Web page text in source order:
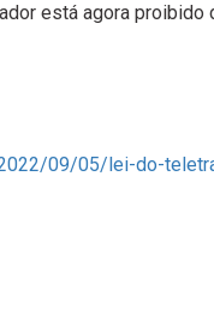
está agora
09/05/lei-do-